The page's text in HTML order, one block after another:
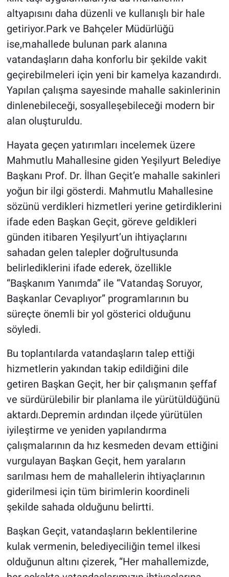
altyapısını daha düzenli ve kullanışlı bir hale
getiriyor.Park ve Bahçeler Müdürlüğü
ise,mahallede bulunan park alanına
vatandaşların daha konforlu bir şekilde vakit
geçirebilmeleri için yeni bir kamelya kazandırdı.
Yapılan çalışma sayesinde mahalle sakinlerinin
dinlenebileceği, sosyalleşebileceği modern bir
alan oluşturuldu.
Hayata geçen yatırımları incelemek üzere
Mahmutlu Mahallesine giden Yeşilyurt Belediye
Başkanı Prof. Dr. İlhan Geçit’e mahalle sakinleri
yoğun bir ilgi gösterdi. Mahmutlu Mahallesine
sözünü verdikleri hizmetleri yerine getirdiklerini
ifade eden Başkan Geçit, göreve geldikleri
günden itibaren Yeşilyurt’un ihtiyaçlarını
sahadan gelen talepler doğrultusunda
belirlediklerini ifade ederek, özellikle
“Başkanım Yanımda” ile “Vatandaş Soruyor,
Başkanlar Cevaplıyor” programlarının bu
süreçte önemli bir yol gösterici olduğunu
söyledi.
Bu toplantılarda vatandaşların talep ettiği
hizmetlerin yakından takip edildiğini dile
getiren Başkan Geçit, her bir çalışmanın şeffaf
ve sürdürülebilir bir planlama ile yürütüldüğünü
aktardı.Depremin ardından ilçede yürütülen
iyileştirme ve yeniden yapılandırma
çalışmalarının da hız kesmeden devam ettiğini
vurgulayan Başkan Geçit, hem yaraların
sarılması hem de mahallelerin ihtiyaçlarının
giderilmesi için tüm birimlerin koordineli
şekilde sahada olduğunu belirtti.
Başkan Geçit, vatandaşların beklentilerine
kulak vermenin, belediyeciliğin temel ilkesi
olduğunun altını çizerek, “Her mahallemizde,